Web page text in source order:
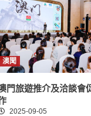
澳聞
門旅遊推介及洽談會
2025-09-05